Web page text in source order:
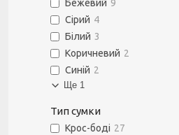
Бежевий 9
Сірий 4
Білий 3
Коричневий 2
Синій 2
Ще 1
Тип сумки
Крос-боді 27